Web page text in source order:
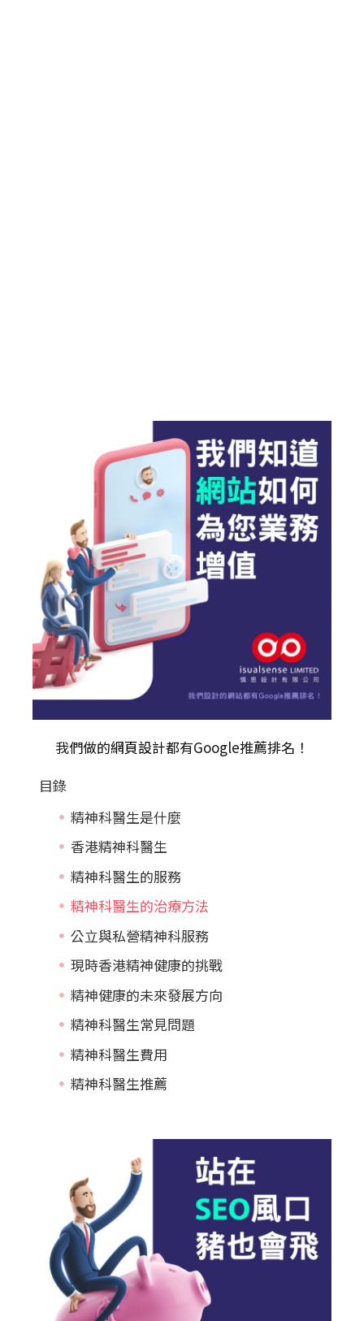
我們做的網頁設計都有Google推薦排名！
目錄
精神科醫生是什麼
香港精神科醫生
精神科醫生的服務
精神科醫生的治療方法
公立與私營精神科服務
現時香港精神健康的挑戰
精神健康的未來發展方向
精神科醫生常見問題
精神科醫生費用
精神科醫生推薦